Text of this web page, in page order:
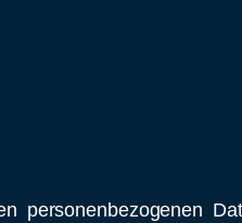
personenbezogenen